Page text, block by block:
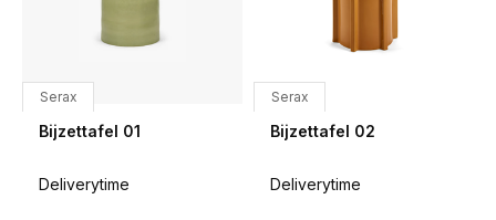
Serax
Bijzettafel 01
Deliverytime
Serax
Bijzettafel 02
Deliverytime